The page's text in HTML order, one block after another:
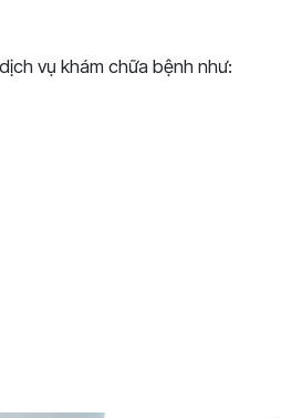
vụ khám chữa bệnh như: